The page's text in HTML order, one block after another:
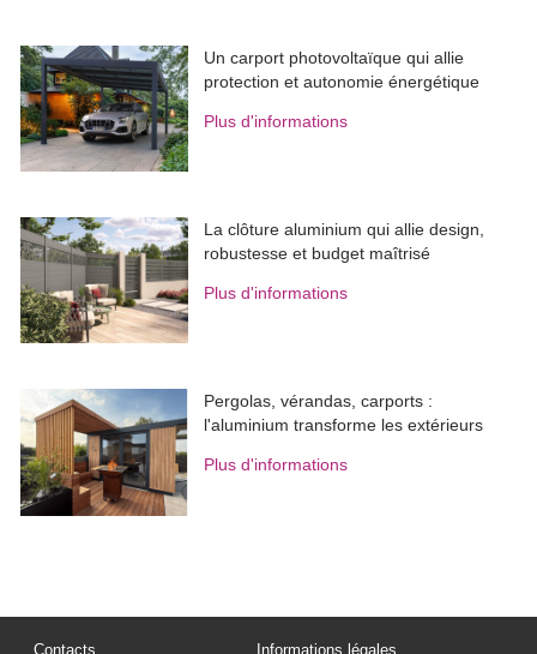
Un carport photovoltaïque qui allie
protection et autonomie énergétique
Plus d'informations
La clôture aluminium qui allie design,
robustesse et budget maîtrisé
Plus d'informations
Pergolas, vérandas, carports :
l'aluminium transforme les extérieurs
Plus d'informations
Contacts Informations légales